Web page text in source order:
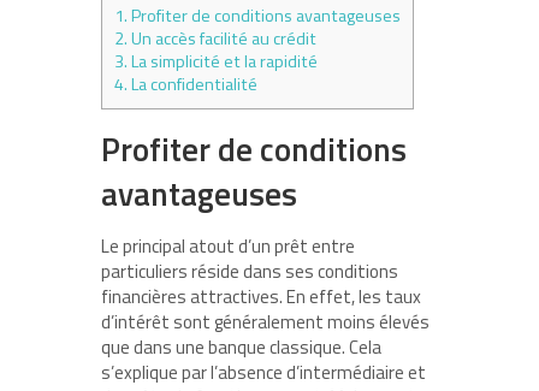
1.Profiter de conditions avantageuses
2.Un accès facilité au crédit
3.La simplicité et la rapidité
4.La confidentialité
Profiter de conditions
avantageuses
Le principal atout d’un prêt entre
particuliers réside dans ses conditions
financières attractives. En effet, les taux
d’intérêt sont généralement moins élevés
que dans une banque classique. Cela
s’explique par l’absence d’intermédiaire et